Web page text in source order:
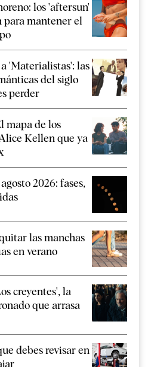
los 'aftersun'
mantener el
'Materialistas': las
del siglo
perder
mapa de los
Kellen que ya
2026: fases,
las manchas
en verano
creyentes', la
que arrasa
debes revisar en